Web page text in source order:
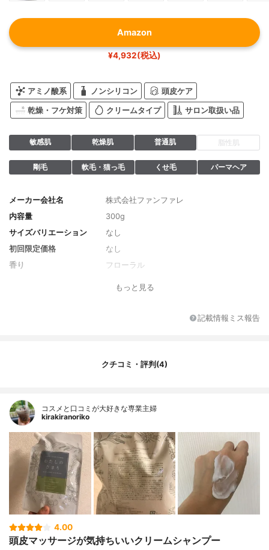
Amazon
¥4,932(税込)
アミノ酸系 ノンシリコン 頭皮ケア
乾燥・フケ対策 クリームタイプ サロン取扱い品
敏感肌 乾燥肌 普通肌 脂性肌
剛毛 軟毛・猫っ毛 くせ毛 パーマヘア
メーカー会社名
株式会社ファンファレ
内容量
300g
サイズバリエーション
なし
初回限定価格
なし
香り
フローラル
水、グリセリン、ミリスチルアルコール、
オクチルドデカノール、ドデカン、ベヘニ
チルアミン、安息香酸アルキル(C12-15)、
水添ヒマシ油、ポリソルベート60、香料、
デミア種子油、ローズマリー葉エキス、レ
ス、加水分解コンキオリン、トコフェロー
ル
もっと見る
記載情報ミス報告
クチコミ・評判(4)
コスメと口コミが大好きな専業主婦
kirakiranoriko
4.00
頭皮マッサージが気持ちいいクリームシャンプー